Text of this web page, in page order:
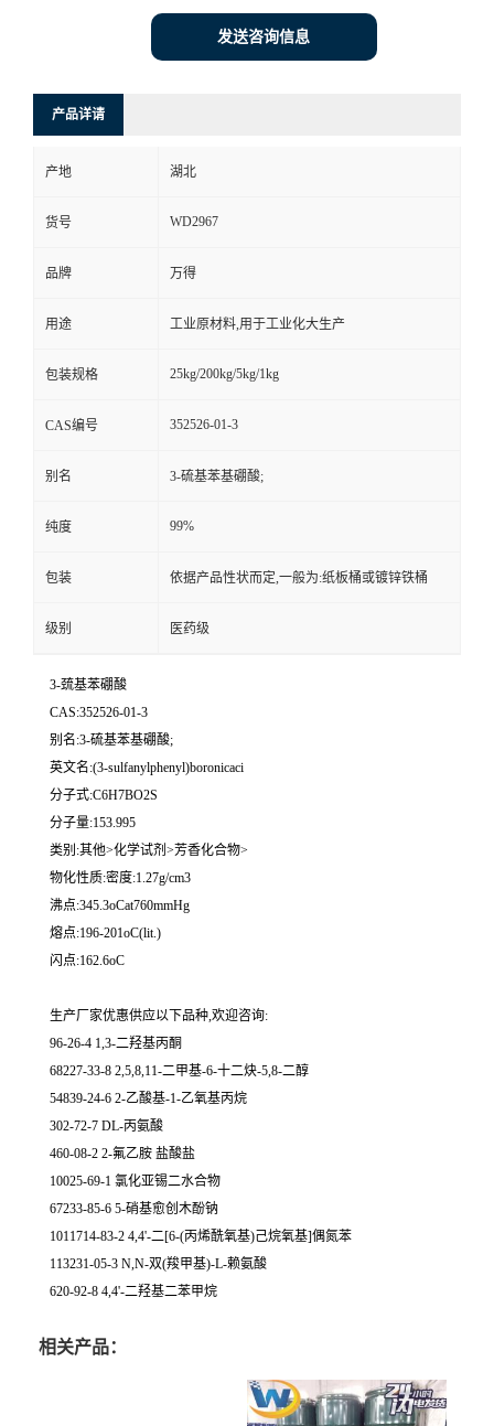
发送咨询信息
产品详请
产地 湖北
货号 WD2967
品牌 万得
用途 工业原材料,用于工业化大生产
包装规格 25kg/200kg/5kg/1kg
CAS编号 352526-01-3
别名 3-硫基苯基硼酸;
纯度 99%
包装 依据产品性状而定,一般为:纸板桶或镀锌铁桶
级别 医药级
3-巯基苯硼酸
CAS:352526-01-3
别名:3-硫基苯基硼酸;
英文名:(3-sulfanylphenyl)boronicaci
分子式:C6H7BO2S
分子量:153.995
类别:其他>化学试剂>芳香化合物>
物化性质:密度:1.27g/cm3
沸点:345.3oCat760mmHg
熔点:196-201oC(lit.)
闪点:162.6oC
生产厂家优惠供应以下品种,欢迎咨询:
96-26-4 1,3-二羟基丙酮
68227-33-8 2,5,8,11-二甲基-6-十二炔-5,8-二醇
54839-24-6 2-乙酸基-1-乙氧基丙烷
302-72-7 DL-丙氨酸
460-08-2 2-氟乙胺 盐酸盐
10025-69-1 氯化亚锡二水合物
67233-85-6 5-硝基愈创木酚钠
1011714-83-2 4,4'-二[6-(丙烯酰氧基)己烷氧基]偶氮苯
113231-05-3 N,N-双(羧甲基)-L-赖氨酸
620-92-8 4,4'-二羟基二苯甲烷
相关产品：